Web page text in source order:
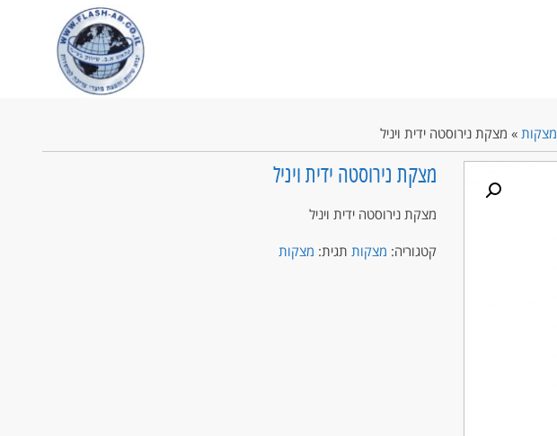
מצקות » מצקת נירוסטה ידית ויניל
מצקת נירוסטה ידית ויניל
מצקת נירוסטה ידית ויניל
קטגוריה: מצקות תגית: מצקות